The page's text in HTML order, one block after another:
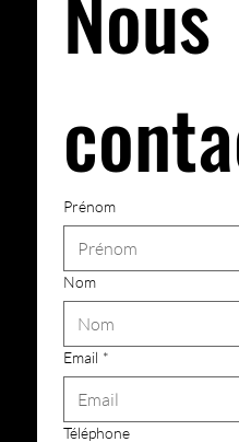
Prénom
Nom
Email *
Téléphone